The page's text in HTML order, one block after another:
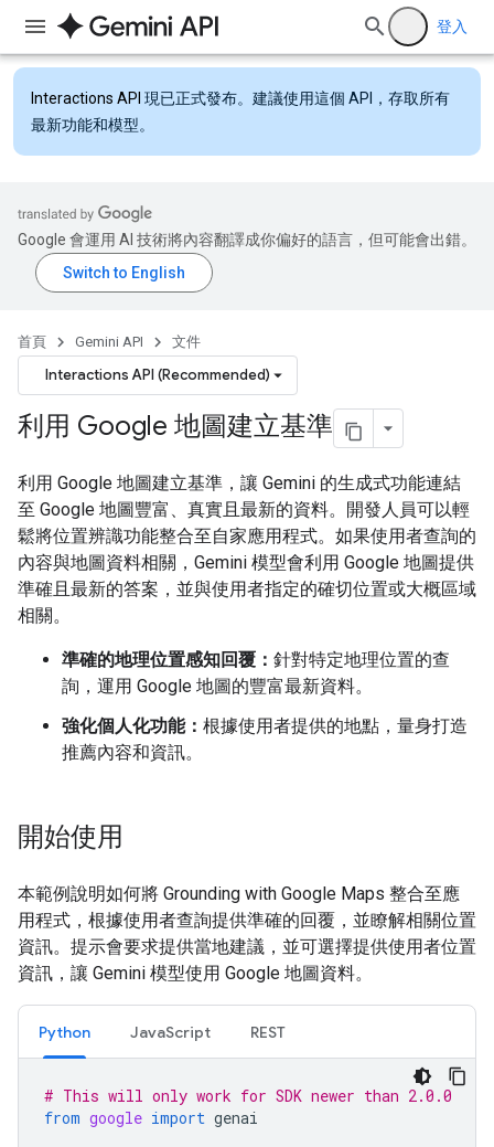
登入
Interactions API 現已正式發布。建議使用這個 API，存取所有
最新功能和模型。
Google 會運用 AI 技術將內容翻譯成你偏好的語言，但可能會出錯。
首頁 Gemini API 文件
Interactions API (Recommended)
利用 Google 地圖建立基準
利用 Google 地圖建立基準，讓 Gemini 的生成式功能連結
至 Google 地圖豐富、真實且最新的資料。開發人員可以輕
鬆將位置辨識功能整合至自家應用程式。如果使用者查詢的
內容與地圖資料相關，Gemini 模型會利用 Google 地圖提供
準確且最新的答案，並與使用者指定的確切位置或大概區域
相關。
準確的地理位置感知回覆： 針對特定地理位置的查
詢，運用 Google 地圖的豐富最新資料。
強化個人化功能： 根據使用者提供的地點，量身打造
推薦內容和資訊。
開始使用
本範例說明如何將 Grounding with Google Maps 整合至應
用程式，根據使用者查詢提供準確的回覆，並瞭解相關位置
資訊。提示會要求提供當地建議，並可選擇提供使用者位置
資訊，讓 Gemini 模型使用 Google 地圖資料。
Python JavaScript REST
# This will only work for SDK newer than 2.0.0
from google import genai